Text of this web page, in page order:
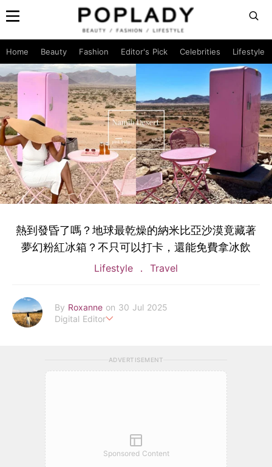
Home Beauty Fashion Editor's Pick Celebrities Lifestyle
熱到發昏了嗎？地球最乾燥的納米比亞沙漠竟藏著
夢幻粉紅冰箱？不只可以打卡，還能免費拿冰飲
Lifestyle Travel
By Roxanne on 30 Jul 2025
Digital Editor
roxanne.lee@poplady-mag.com
ADVERTISEMENT
Sponsored Content